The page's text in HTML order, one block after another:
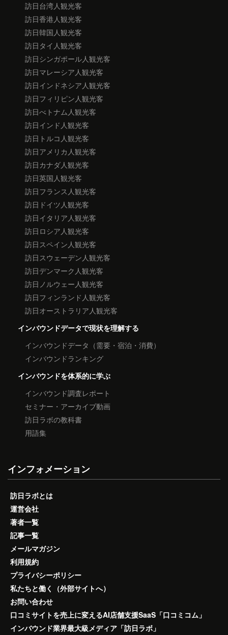
訪日台湾人観光客
訪日香港人観光客
訪日韓国人観光客
訪日タイ人観光客
訪日シンガポール人観光客
訪日マレーシア人観光客
訪日インドネシア人観光客
訪日フィリピン人観光客
訪日べトナム人観光客
訪日インド人観光客
訪日トルコ人観光客
訪日アメリカ人観光客
訪日カナダ人観光客
訪日英国人観光客
訪日フランス人観光客
訪日ドイツ人観光客
訪日イタリア人観光客
訪日ロシア人観光客
訪日スペイン人観光客
訪日スウェーデン人観光客
訪日デンマーク人観光客
訪日ノルウェー人観光客
訪日フィンランド人観光客
訪日オーストラリア人観光客
インバウンドデータで現状を理解する
インバウンドデータ（需要・宿泊・消費）
インバウンドランキング
インバウンドを体系的に学ぶ
インバウンド調査レポート
セミナー・アーカイブ動画
訪日ラボの教科書
用語集
インフォメーション
訪日ラボとは
運営会社
著者一覧
記事一覧
メールマガジン
利用規約
プライバシーポリシー
私たちと働く（外部サイトへ）
お問い合わせ
口コミサイトを売上に変えるAI店舗支援SaaS「口コミコム」
インバウンド業界最大級メディア「訪日ラボ」